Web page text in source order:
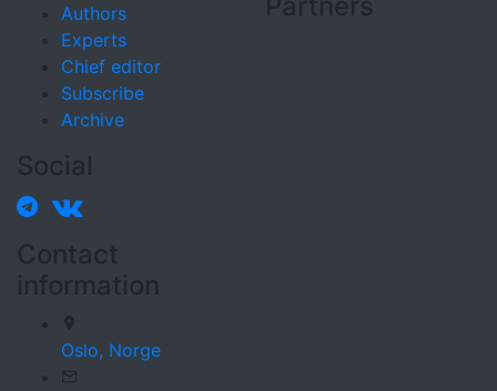
Authors
Experts
Chief editor
Subscribe
Archive
Social
Contact
information
Oslo, Norge